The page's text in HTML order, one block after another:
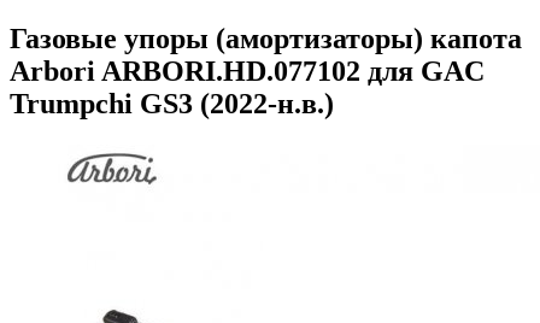
Газовые упоры (амортизаторы) капота
Arbori ARBORI.HD.077102 для GAC
Trumpchi GS3 (2022-н.в.)